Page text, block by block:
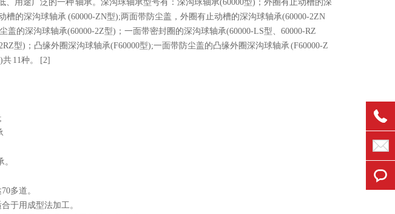
用途广泛的一种 轴承。深沟球轴承型号有：深沟球轴承(60000型)；外圈有止动槽的深
槽的深沟球轴承 (60000-ZN型);两面带防尘盖，外圈有止动槽的深沟球轴承(60000-2ZN
的深沟球轴承(60000-2Z型)；一面带密封圈的深沟球轴承(60000-LS型、60000-RZ
型)；凸缘外圈深沟球轴承(F60000型);一面带防尘盖的凸缘外圈深沟球轴承 (F60000-Z
11种。 [2]
多道。
于用成型法加工。